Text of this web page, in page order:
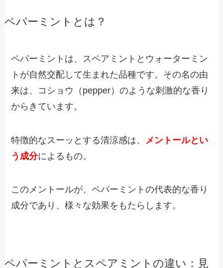
ペパーミントとは？
ペパーミントは、スペアミントとウォーターミン
トが自然交配して生まれた品種です。 その名の由
来は、コショウ（pepper）のような刺激的な香り
からきています。
特徴的なスーッとする清涼感は、
メントールとい
う成分によるもの。
このメントールが、ペパーミントの代表的な香り
成分であり、様々な効果をもたらします。
ペパーミントとスペアミントの違い：見